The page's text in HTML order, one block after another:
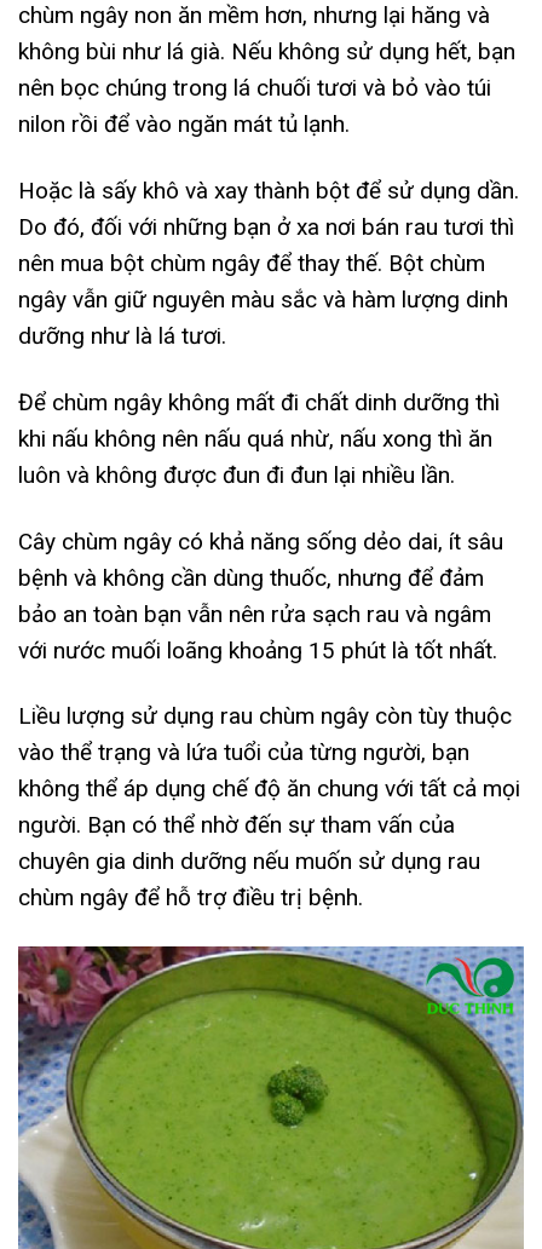
chùm ngây non ăn mềm hơn, nhưng lại hăng và
không bùi như lá già. Nếu không sử dụng hết, bạn
nên bọc chúng trong lá chuối tươi và bỏ vào túi
nilon rồi để vào ngăn mát tủ lạnh.
Hoặc là sấy khô và xay thành bột để sử dụng dần.
Do đó, đối với những bạn ở xa nơi bán rau tươi thì
nên mua bột chùm ngây để thay thế. Bột chùm
ngây vẫn giữ nguyên màu sắc và hàm lượng dinh
dưỡng như là lá tươi.
Để chùm ngây không mất đi chất dinh dưỡng thì
khi nấu không nên nấu quá nhừ, nấu xong thì ăn
luôn và không được đun đi đun lại nhiều lần.
Cây chùm ngây có khả năng sống dẻo dai, ít sâu
bệnh và không cần dùng thuốc, nhưng để đảm
bảo an toàn bạn vẫn nên rửa sạch rau và ngâm
với nước muối loãng khoảng 15 phút là tốt nhất.
Liều lượng sử dụng rau chùm ngây còn tùy thuộc
vào thể trạng và lứa tuổi của từng người, bạn
không thể áp dụng chế độ ăn chung với tất cả mọi
người. Bạn có thể nhờ đến sự tham vấn của
chuyên gia dinh dưỡng nếu muốn sử dụng rau
chùm ngây để hỗ trợ điều trị bệnh.